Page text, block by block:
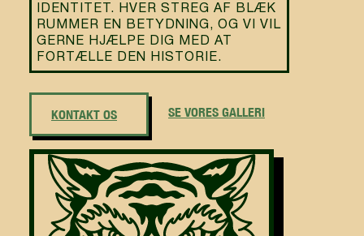
IDENTITET. HVER STREG AF BLÆK
RUMMER EN BETYDNING, OG VI VIL
GERNE HJÆLPE DIG MED AT
FORTÆLLE DEN HISTORIE.
KONTAKT OS SE VORES GALLERI